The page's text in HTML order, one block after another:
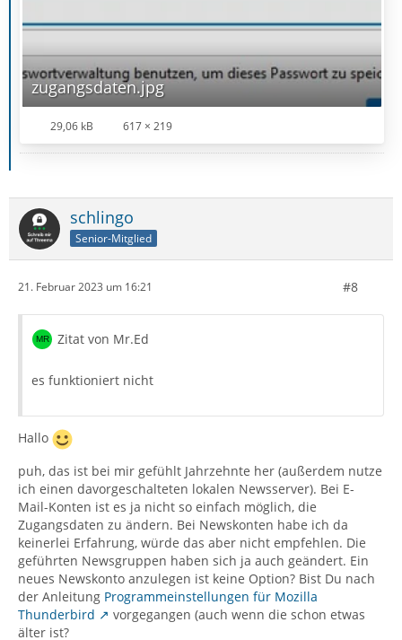
zugangsdaten.jpg
29,06 kB 617 × 219
schlingo
Senior-Mitglied
21. Februar 2023 um 16:21 #8
Zitat von Mr.Ed
es funktioniert nicht
Hallo
puh, das ist bei mir gefühlt Jahrzehnte her (außerdem nutze
ich einen davorgeschalteten lokalen Newsserver). Bei E-
Mail-Konten ist es ja nicht so einfach möglich, die
Zugangsdaten zu ändern. Bei Newskonten habe ich da
keinerlei Erfahrung, würde das aber nicht empfehlen. Die
geführten Newsgruppen haben sich ja auch geändert. Ein
neues Newskonto anzulegen ist keine Option? Bist Du nach
der Anleitung Programmeinstellungen für Mozilla
Thunderbird
vorgegangen (auch wenn die schon etwas
älter ist?